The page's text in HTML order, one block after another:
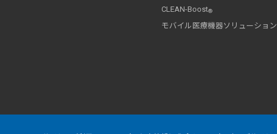
CLEAN-Boost®
モバイル医療機器ソリューション